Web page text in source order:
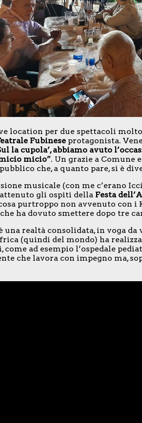
location per due spettacoli
Fubinese protagonista.
la cupola’, abbiamo avuto
micio”. Un grazie a Comune
che, a quanto pare, si è
musicale (con me c’erano
gli ospiti della Festa
purtroppo non avvenuto con i
ha dovuto smettere dopo tre
una realtà consolidata, in voga da
(quindi del mondo) ha
come ad esempio l’ospedale
che lavora con impegno ma,